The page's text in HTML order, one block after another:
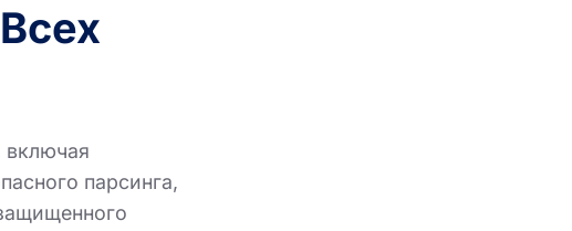
включая
парсинга,